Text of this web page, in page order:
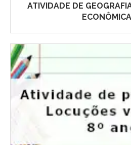
ATIVIDADE DE